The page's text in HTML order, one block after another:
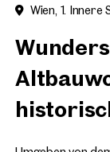
Wien, 1. Innere